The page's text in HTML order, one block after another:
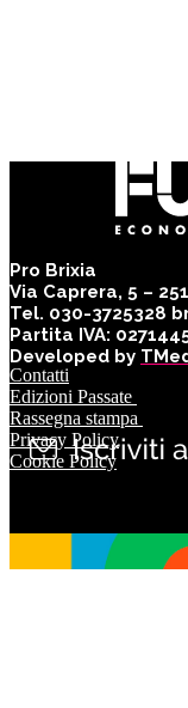
Pro Brixia
Via Caprera, 5 –
Tel. 030-3725328
Partita IVA:
Developed by
Contatti
Edizioni Passate
Rassegna stampa
Privacy Policy
Cookie Policy